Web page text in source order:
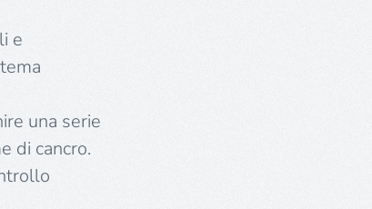
e
una serie
di cancro.